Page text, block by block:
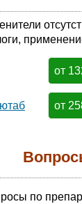
от
от
по